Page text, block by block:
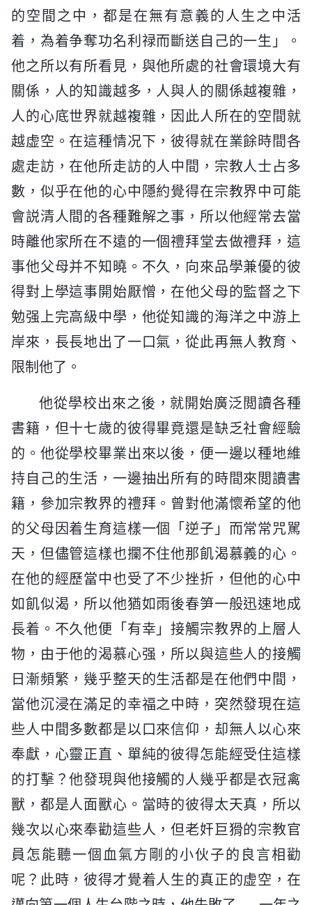
的空間之中，都是在無有意義的人生之中活
着，為着争奪功名利禄而斷送自己的一生」。
他之所以有所看見，與他所處的社會環境大有
關係，人的知識越多，人與人的關係越複雜，
人的心底世界就越複雜，因此人所在的空間就
越虚空。在這種情况下，彼得就在業餘時間各
處走訪，在他所走訪的人中間，宗教人士占多
數，似乎在他的心中隱約覺得在宗教界中可能
會説清人間的各種難解之事，所以他經常去當
時離他家所在不遠的一個禮拜堂去做禮拜，這
事他父母并不知曉。不久，向來品學兼優的彼
得對上學這事開始厭憎，在他父母的監督之下
勉强上完高級中學，他從知識的海洋之中游上
岸來，長長地出了一口氣，從此再無人教育、
限制他了。
他從學校出來之後，就開始廣泛閲讀各種
書籍，但十七歲的彼得畢竟還是缺乏社會經驗
的。他從學校畢業出來以後，便一邊以種地維
持自己的生活，一邊抽出所有的時間來閲讀書
籍，參加宗教界的禮拜。曾對他滿懷希望的他
的父母因着生育這樣一個「逆子」而常常咒駡
天，但儘管這樣也攔不住他那飢渴慕義的心。
在他的經歷當中也受了不少挫折，但他的心中
如飢似渴，所以他猶如雨後春笋一般迅速地成
長着。不久他便「有幸」接觸宗教界的上層人
物，由于他的渴慕心强，所以與這些人的接觸
日漸頻繁，幾乎整天的生活都是在他們中間，
當他沉浸在滿足的幸福之中時，突然發現在這
些人中間多數都是以口來信仰，却無人以心來
奉獻，心靈正直、單純的彼得怎能經受住這樣
的打擊？他發現與他接觸的人幾乎都是衣冠禽
獸，都是人面獸心。當時的彼得太天真，所以
幾次以心來奉勸這些人，但老奸巨猾的宗教官
員怎能聽一個血氣方剛的小伙子的良言相勸
呢？此時，彼得才覺着人生的真正的虚空，在